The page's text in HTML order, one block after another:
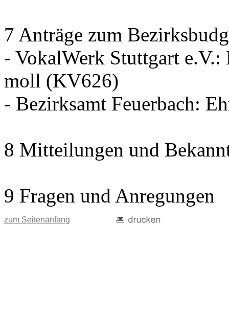
7 Anträge zum
- VokalWerk Stuttgart
moll (KV626)
- Bezirksamt Feuerbach:
8 Mitteilungen und
9 Fragen und Anregungen
zum Seitenanfang